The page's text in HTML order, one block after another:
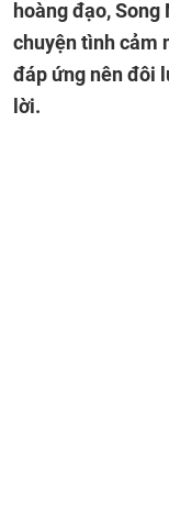
hoàng đạo,
chuyện tình cảm
đáp ứng nên đôi
lời.